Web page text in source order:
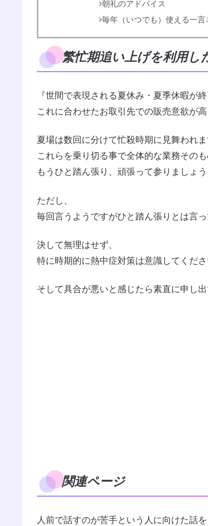
朝礼のアドバイス
毎年（いつでも）使える一
繁忙期追い上げを利用し
『世間で表現される夏休み・夏季休暇が終
これに合わせたお取引先での販売意欲が高
夏場は数回に分けて忙殺時期に見舞われま
これらを乗り切る事で全体的な業務その
もうひと踏ん張り、頑張って参りましょう
ただし、
毎回言うようですがひと踏ん張りとは言
決して無理はせず、
特に時期的に熱中症対策は意識してくださ
そして具合が悪いと感じたら素直に申し
関連ページ
人前で話すのが苦手という人に向けた話を